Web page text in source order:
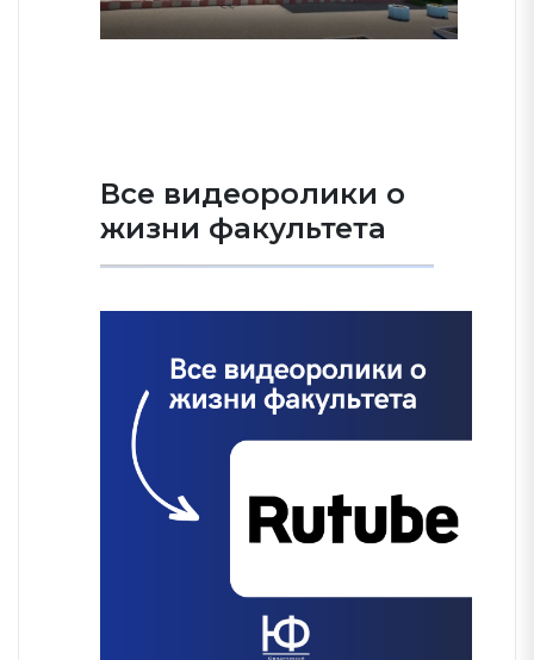
Все видеоролики о
жизни факультета